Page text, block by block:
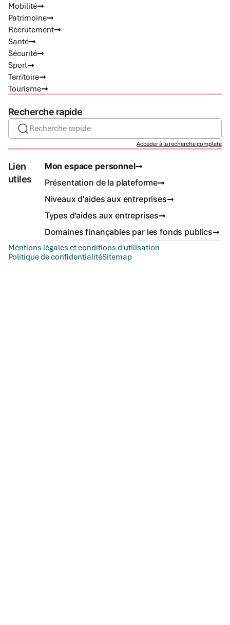
Mobilité
Patrimoine
Recrutement
Santé
Sécurité
Sport
Territoire
Tourisme
Recherche rapide
Recherche rapide
Accéder à la recherche complète
Lien
utiles
Mon espace personnel
Présentation de la plateforme
Niveaux d'aides aux entreprises
Types d'aides aux entreprises
Domaines finançables par les fonds publics
Mentions légales et conditions d'utilisation
Politique de confidentialitéSitemap